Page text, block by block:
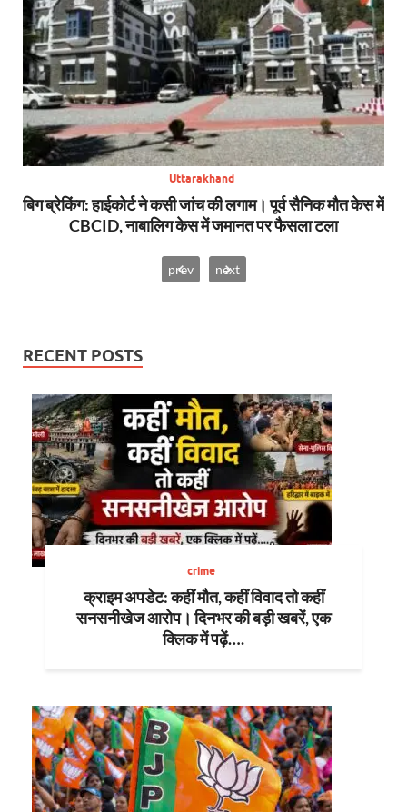
Uttarakhand
बिग ब्रेकिंग: हाईकोर्ट ने कसी जांच की लगाम। पूर्व सैनिक मौत केस में
CBCID, नाबालिग केस में जमानत पर फैसला टला
prev next
RECENT POSTS
crime
क्राइम अपडेट: कहीं मौत, कहीं विवाद तो कहीं
सनसनीखेज आरोप। दिनभर की बड़ी खबरें, एक
क्लिक में पढ़ें….